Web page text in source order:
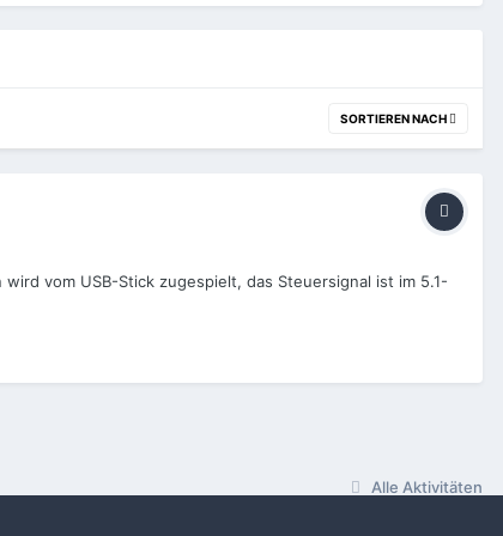
SORTIEREN NACH
vom USB-Stick zugespielt, das Steuersignal ist im 5.1-
Alle Aktivitäten